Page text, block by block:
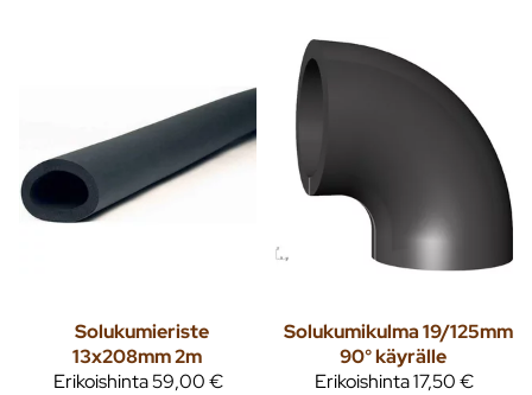
Solukumieriste
13x208mm 2m
Erikoishinta59,00 €
Solukumikulma 19/125mm
90° käyrälle
Erikoishinta17,50 €